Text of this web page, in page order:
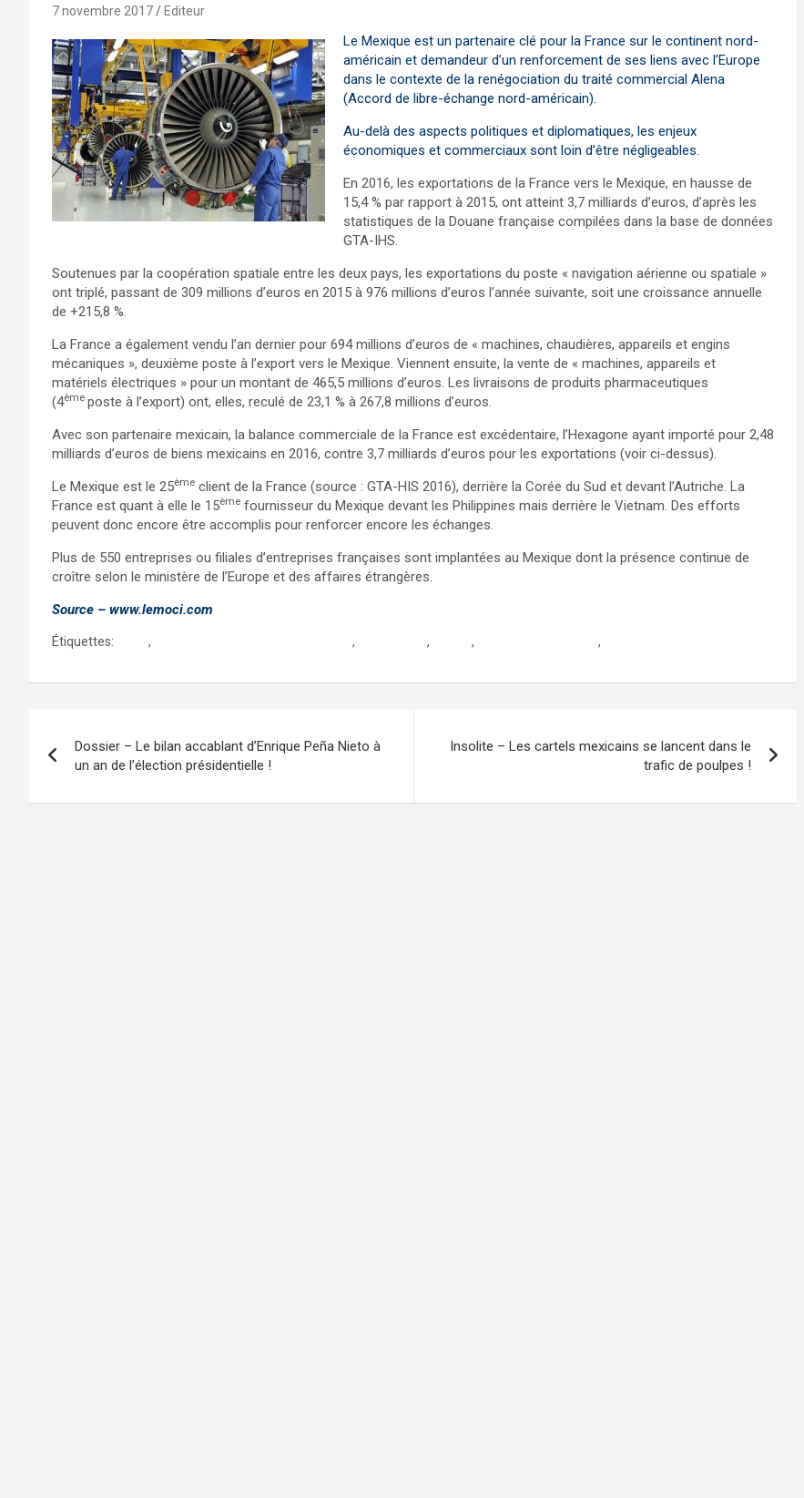
7 novembre 2017 Editeur
Le Mexique est un partenaire clé pour la France sur le continent nord-
américain et demandeur d’un renforcement de ses liens avec l’Europe
dans le contexte de la renégociation du traité commercial Alena
(Accord de libre-échange nord-américain).
Au-delà des aspects politiques et diplomatiques, les enjeux
économiques et commerciaux sont loin d’être négligeables.
En 2016, les exportations de la France vers le Mexique, en hausse de
15,4 % par rapport à 2015, ont atteint 3,7 milliards d’euros, d’après les
statistiques de la Douane française compilées dans la base de données
GTA-IHS.
Soutenues par la coopération spatiale entre les deux pays, les exportations du poste « navigation aérienne ou spatiale »
ont triplé, passant de 309 millions d’euros en 2015 à 976 millions d’euros l’année suivante, soit une croissance annuelle
de +215,8 %.
La France a également vendu l’an dernier pour 694 millions d’euros de « machines, chaudières, appareils et engins
mécaniques », deuxième poste à l’export vers le Mexique. Viennent ensuite, la vente de « machines, appareils et
matériels électriques » pour un montant de 465,5 millions d’euros. Les livraisons de produits pharmaceutiques
(4ème poste à l’export) ont, elles, reculé de 23,1 % à 267,8 millions d’euros.
Avec son partenaire mexicain, la balance commerciale de la France est excédentaire, l’Hexagone ayant importé pour 2,48
milliards d’euros de biens mexicains en 2016, contre 3,7 milliards d’euros pour les exportations (voir ci-dessus).
Le Mexique est le 25ème client de la France (source : GTA-HIS 2016), derrière la Corée du Sud et devant l’Autriche. La
France est quant à elle le 15ème fournisseur du Mexique devant les Philippines mais derrière le Vietnam. Des efforts
peuvent donc encore être accomplis pour renforcer encore les échanges.
Plus de 550 entreprises ou filiales d’entreprises françaises sont implantées au Mexique dont la présence continue de
croître selon le ministère de l’Europe et des affaires étrangères.
Source – www.lemoci.com
Étiquettes: , , , , ,
de
l’article
Dossier – Le bilan accablant d’Enrique Peña Nieto à
un an de l’élection présidentielle !
Insolite – Les cartels mexicains se lancent dans le
trafic de poulpes !